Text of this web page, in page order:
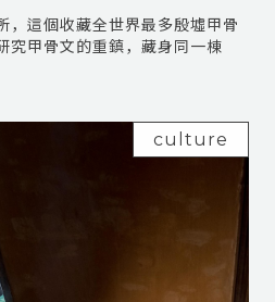
，這個收藏全世界最多殷墟甲骨
究甲骨文的重鎮，藏身同一棟
culture